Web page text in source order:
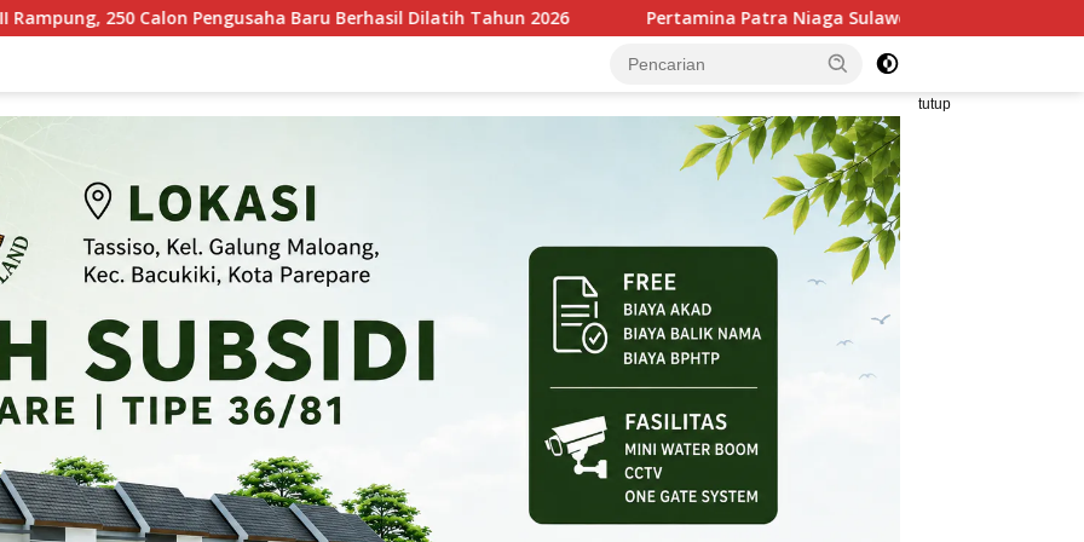
Baru Berhasil Dilatih Tahun 2026 Pertamina Patra Niaga Sulawesi Dorong Penggunaan Bright Gas bagi Petani
tutup